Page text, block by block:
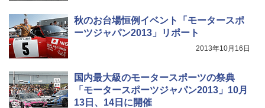
秋のお台場恒例イベント「モータースポ
ーツジャパン2013」リポート
2013年10月16日
国内最大級のモータースポーツの祭典
「モータースポーツジャパン2013」10月
13日、14日に開催